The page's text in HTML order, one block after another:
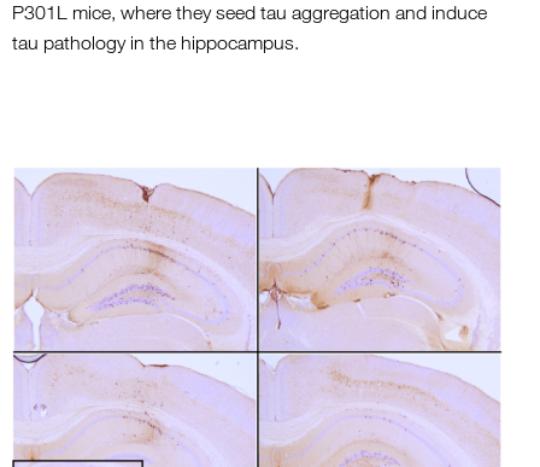
P301L mice, where they seed tau aggregation and induce
tau pathology in the hippocampus.